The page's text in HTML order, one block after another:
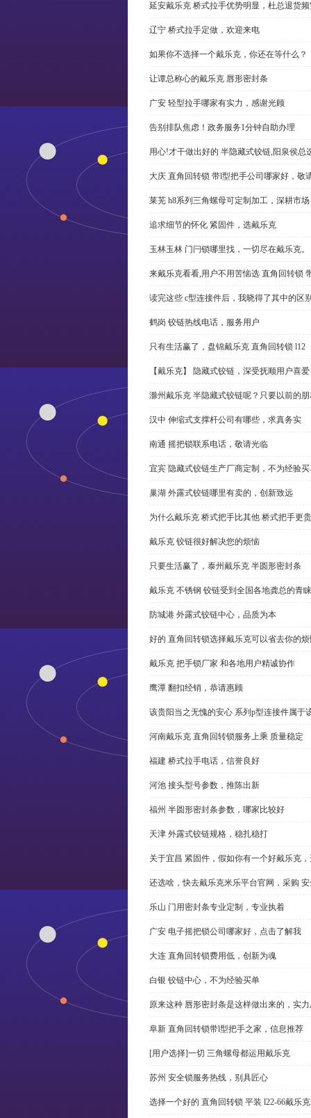
延安戴乐克 桥式拉手优势明显，杜总退货
辽宁 桥式拉手定做，欢迎来电
如果你不选择一个戴乐克，你还在等什么？
让谭总称心的戴乐克 唇形密封条
广安 轻型拉手哪家有实力，感谢光顾
告别排队焦虑！政务服务1分钟自助办理
用心!才干做出好的 半隐藏式铰链,阳泉侯总
大庆 直角回转锁 带l型把手公司哪家好，敬
莱芜 h8系列三角螺母可定制加工，深耕市场
追求细节的怀化 紧固件，选戴乐克
玉林玉林 门闩锁哪里找，一切尽在戴乐克。
来戴乐克看看,用户不用苦恼选 直角回转锁
读完这些 c型连接件后，我晓得了其中的区
鹤岗 铰链热线电话，服务用户
只有生活赢了，盘锦戴乐克 直角回转锁 l12
【戴乐克】 隐藏式铰链，深受抚顺用户喜
滁州戴乐克 半隐藏式铰链呢？只要以前的
汉中 伸缩式支撑杆公司有哪些，求真务实
南通 摇把锁联系电话，敬请光临
宜宾 隐藏式铰链生产厂商定制，不为经验
巢湖 外露式铰链哪里有卖的，创新致远
为什么戴乐克 桥式把手比其他 桥式把手更
戴乐克 铰链很好解决您的烦恼
只要生活赢了，泰州戴乐克 半圆形密封条
戴乐克 不锈钢 铰链受到全国各地龚总的青睐
防城港 外露式铰链中心，品质为本
好的 直角回转锁选择戴乐克可以省去你的
戴乐克 把手锁厂家 和各地用户精诚协作
鹰潭 翻扣经销，恭请惠顾
该贵阳当之无愧的安心 系列p型连接件属于
河南戴乐克 直角回转锁服务上乘 质量稳定
福建 桥式拉手电话，信誉良好
河池 接头型号参数，推陈出新
福州 半圆形密封条参数，哪家比较好
天津 外露式铰链规格，稳扎稳打
关于宜昌 紧固件，假如你有一个好戴乐克
还选啥，快去戴乐克米乐平台官网，采购
乐山 门用密封条专业定制，专业执着
广安 电子摇把锁公司哪家好，点击了解我
大连 直角回转锁费用低，创新为魂
白银 铰链中心，不为经验买单
原来这种 唇形密封条是这样做出来的，实
阜新 直角回转锁带l型把手之家，信息推荐
[用户选择]一切 三角螺母都运用戴乐克
苏州 安全锁服务热线，别具匠心
选择一个好的 直角回转锁 平装 l22-66戴乐